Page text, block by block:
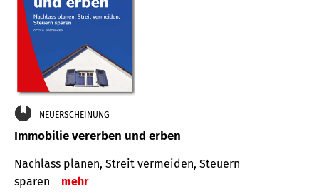
NEUERSCHEINUNG
Immobilie vererben und erben
Nachlass planen, Streit vermeiden, Steuern
sparen
mehr